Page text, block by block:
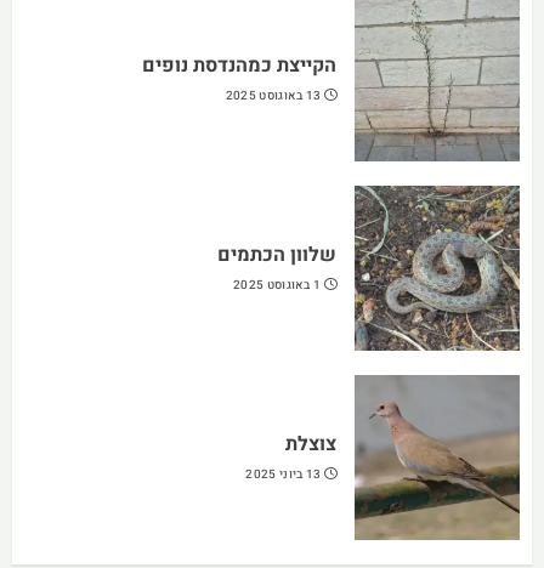
הקייצת כמהנדסת נופים
13 באוגוסט 2025
שלוון הכתמים
1 באוגוסט 2025
צוצלת
13 ביוני 2025